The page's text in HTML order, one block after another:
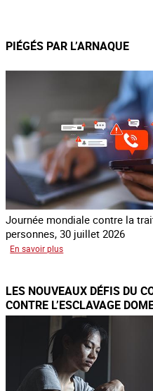
avec
jeunes
PIÉGÉS PAR L’ARNAQUE
Journée mondiale contre la
personnes, 30 juillet 2026
En savoir plus
l’arnaque
LES NOUVEAUX DÉFIS DU
CONTRE L’ESCLAVAGE
FRANCE